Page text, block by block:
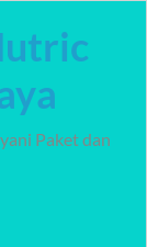
Paket dan